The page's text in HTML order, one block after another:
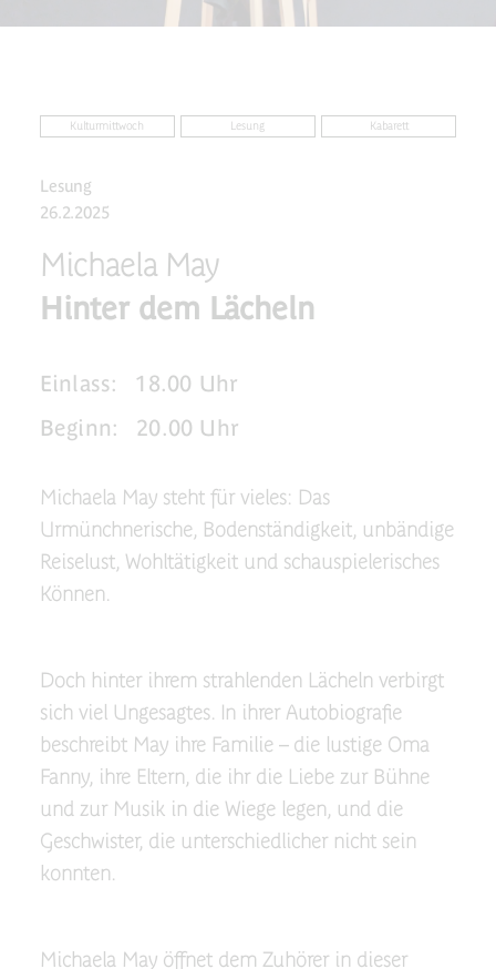
Kulturmittwoch Lesung Kabarett
Lesung
26.2.2025
Michaela May
Hinter dem Lächeln
Einlass:
18.00 Uhr
Beginn:
20.00 Uhr
Michaela May steht für vieles: Das
Urmünchnerische, Bodenständigkeit, unbändige
Reiselust, Wohltätigkeit und schauspielerisches
Können.
Doch hinter ihrem strahlenden Lächeln verbirgt
sich viel Ungesagtes. In ihrer Autobiografie
beschreibt May ihre Familie – die lustige Oma
Fanny, ihre Eltern, die ihr die Liebe zur Bühne
und zur Musik in die Wiege legen, und die
Geschwister, die unterschiedlicher nicht sein
konnten.
Michaela May öffnet dem Zuhörer in dieser